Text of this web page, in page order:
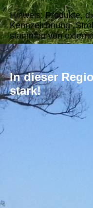
Hinweis: Produkte,
Kennzeichnung
stammen von
In dieser
stark!